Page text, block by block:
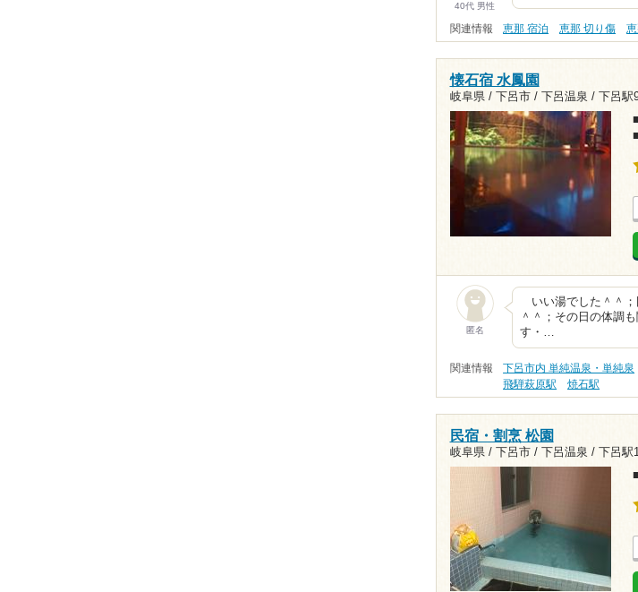
40代 男性
関連情報 恵那 宿泊 恵那 切り傷
懐石宿 水鳳園
岐阜県 / 下呂市 / 下呂温泉 / 下呂駅
匿名
いい湯でした＾＾；
＾＾；その日の体調
す・…
関連情報 下呂市内 単純温泉・単純泉
飛騨萩原駅
焼石駅
民宿・割烹 松園
岐阜県 / 下呂市 / 下呂温泉 / 下呂駅